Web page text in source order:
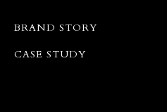
BRAND STORY
CASE STUDY